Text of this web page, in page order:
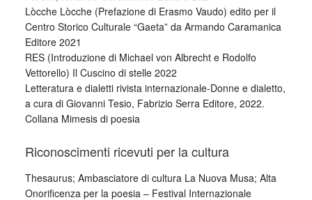
Lòcche Lòcche (Prefazione di Erasmo Vaudo) edito per il
Centro Storico Culturale “Gaeta” da Armando Caramanica
Editore 2021
RES (Introduzione di Michael von Albrecht e Rodolfo
Vettorello) Il Cuscino di stelle 2022
Letteratura e dialetti rivista internazionale-Donne e dialetto,
a cura di Giovanni Tesio, Fabrizio Serra Editore, 2022.
Collana Mimesis di poesia
Riconoscimenti ricevuti per la cultura
Thesaurus; Ambasciatore di cultura La Nuova Musa; Alta
Onorificenza per la poesia – Festival Internazionale